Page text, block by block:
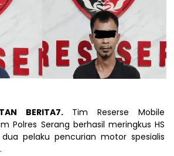
BERITA7.Tim Reserse Mobile
Polres Serang berhasil meringkus HS
pelaku pencurian motor spesialis